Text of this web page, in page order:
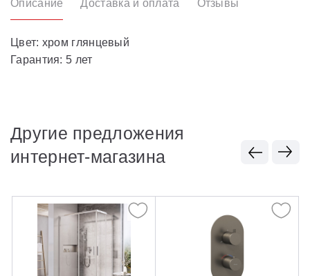
Описание Доставка и оплата Отзывы
Цвет: хром глянцевый
Гарантия: 5 лет
Другие предложения
интернет-магазина